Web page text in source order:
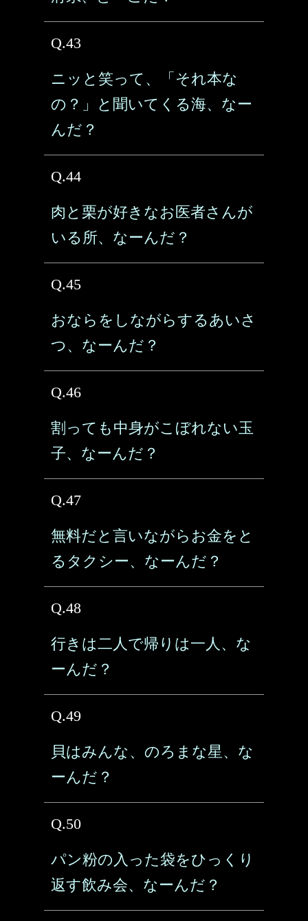
Q.43
ニッと笑って、「それ本な
の？」と聞いてくる海、なー
んだ？
Q.44
肉と栗が好きなお医者さんが
いる所、なーんだ？
Q.45
おならをしながらするあいさ
つ、なーんだ？
Q.46
割っても中身がこぼれない玉
子、なーんだ？
Q.47
無料だと言いながらお金をと
るタクシー、なーんだ？
Q.48
行きは二人で帰りは一人、な
ーんだ？
Q.49
貝はみんな、のろまな星、な
ーんだ？
Q.50
パン粉の入った袋をひっくり
返す飲み会、なーんだ？